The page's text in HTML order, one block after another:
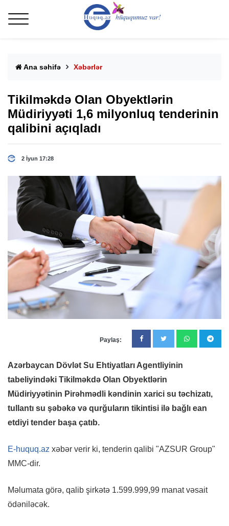
Ana səhifə Xəbərlər
Tikilməkdə Olan Obyektlərin
Müdiriyyəti 1,6 milyonluq tenderinin
qalibini açıqladı
2 İyun 17:28
Paylaş:
Azərbaycan Dövlət Su Ehtiyatları Agentliyinin
tabeliyindəki Tikilməkdə Olan Obyektlərin
Müdiriyyətinin Pirəhmədli kəndinin xarici su təchizatı,
tullantı su şəbəkə və qurğuların tikintisi ilə bağlı ean
etdiyi tender başa çatıb.
E-huquq.az xəbər verir ki, tenderin qalibi "AZSUR Group"
MMC-dir.
Məlumata görə, qalib şirkətə 1.599.999,99 manat vəsait
ödəniləcək.